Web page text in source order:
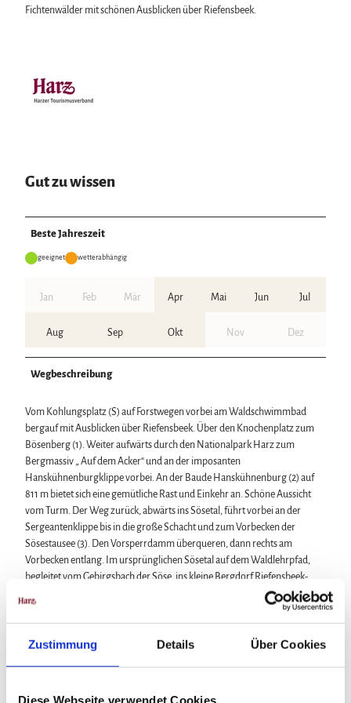
Zustimmung Details Über Cookies
Diese Webseite verwendet Cookies
Fichtenwälder mit schönen Ausblicken über Riefensbeek.
Gut zu wissen
Beste Jahreszeit
geeignet wetterabhängig
Jan Feb Mär Apr Mai Jun Jul
Aug Sep Okt Nov Dez
Wegbeschreibung
Vom Kohlungsplatz (S) auf Forstwegen vorbei am Waldschwimmbad
bergauf mit Ausblicken über Riefensbeek. Über den Knochenplatz zum
Bösenberg (1). Weiter aufwärts durch den Nationalpark Harz zum
Bergmassiv „ Auf dem Acker“ und an der imposanten
Hanskühnenburgklippe vorbei. An der Baude Hanskühnenburg (2) auf
811 m bietet sich eine gemütliche Rast und Einkehr an. Schöne Aussicht
vom Turm. Der Weg zurück, abwärts ins Sösetal, führt vorbei an der
Sergeantenklippe bis in die große Schacht und zum Vorbecken der
Sösestausee (3). Den Vorsperrdamm überqueren, dann rechts am
Vorbecken entlang. Im ursprünglichen Sösetal auf dem Waldlehrpfad,
begleitet vom Gebirgsbach der Söse, ins kleine Bergdorf Riefensbeek-
Kamschlacken. Hier warten diverse Einkehrmöglichkeiten. Bis zum